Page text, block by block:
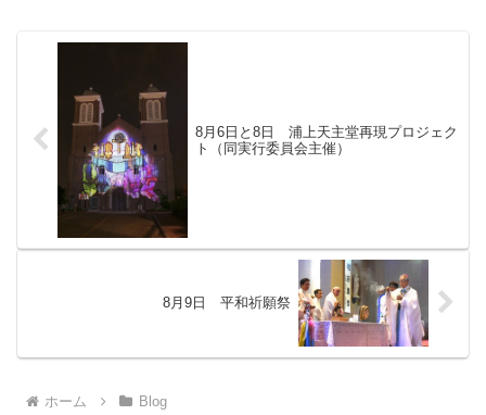
8月6日と8日 浦上天主堂再現プロジェク
ト（同実行委員会主催）
8月9日 平和祈願祭
ホーム Blog